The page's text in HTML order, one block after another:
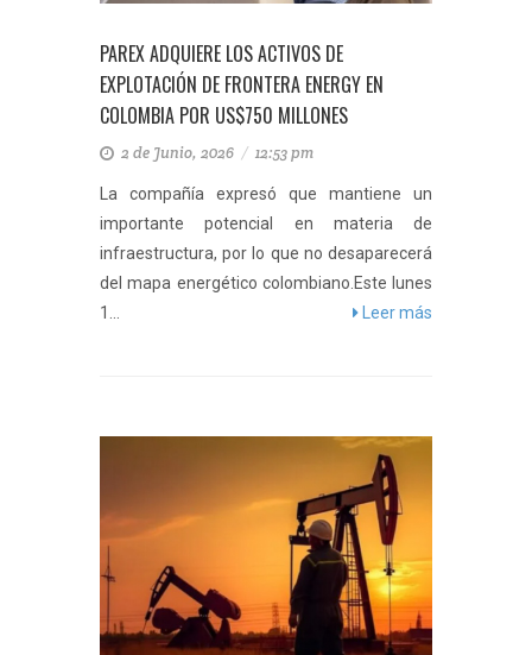
PAREX ADQUIERE LOS ACTIVOS DE
EXPLOTACIÓN DE FRONTERA ENERGY EN
COLOMBIA POR US$750 MILLONES
2 de Junio, 2026 / 12:53 pm
La compañía expresó que mantiene un
importante potencial en materia de
infraestructura, por lo que no desaparecerá
del mapa energético colombiano.Este lunes
1...
Leer más